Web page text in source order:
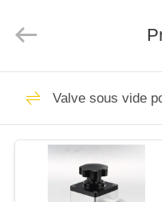
MAISON
PRODUITS
Energy
Equipment
All
Reserved.
pompe
rotatoire
Valve sous vide